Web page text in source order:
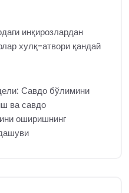
инқирозлардан
хулқ-атвори қандай
Савдо бўлимини
ва савдо
оширишнинг